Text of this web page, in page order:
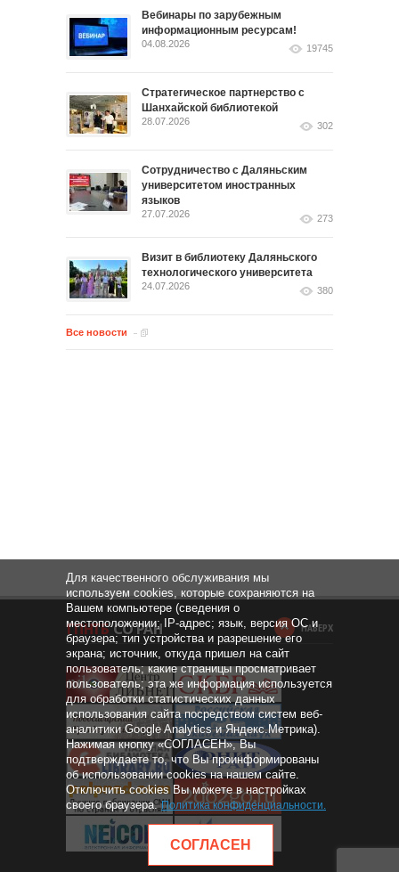
Вебинары по зарубежным
информационным ресурсам!
04.08.2026 19745
Стратегическое партнерство с
Шанхайской библиотекой
28.07.2026 302
Сотрудничество с Даляньским
университетом иностранных
языков
27.07.2026 273
Визит в библиотеку Даляньского
технологического университета
24.07.2026 380
Все новости
НАВЕРХ
Для качественного обслуживания мы
используем cookies, которые сохраняются на
Вашем компьютере (сведения о
местоположении; IP-адрес; язык, версия ОС и
браузера; тип устройства и разрешение его
экрана; источник, откуда пришел на сайт
пользователь; какие страницы просматривает
пользователь; эта же информация используется
для обработки статистических данных
использования сайта посредством систем веб-
аналитики Google Analytics и Яндекс.Метрика).
Нажимая кнопку «СОГЛАСЕН», Вы
подтверждаете то, что Вы проинформированы
об использовании cookies на нашем сайте.
Отключить cookies Вы можете в настройках
своего браузера.Политика конфиденциальности.
СОГЛАСЕН